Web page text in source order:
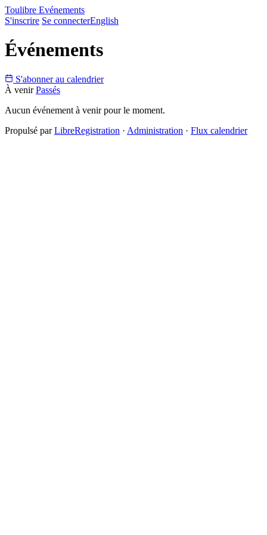
Toulibre Evénements
S'inscrire Se connecterEnglish
Événements
S'abonner au calendrier
À venir Passés
Aucun événement à venir pour le moment.
Propulsé parLibreRegistration · Administration · Flux calendrier